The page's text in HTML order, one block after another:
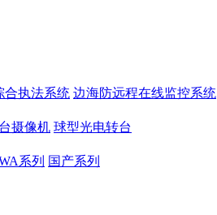
合执法系统 边海防远程在线监控系统
摄像机 球型光电转台
系列 国产系列